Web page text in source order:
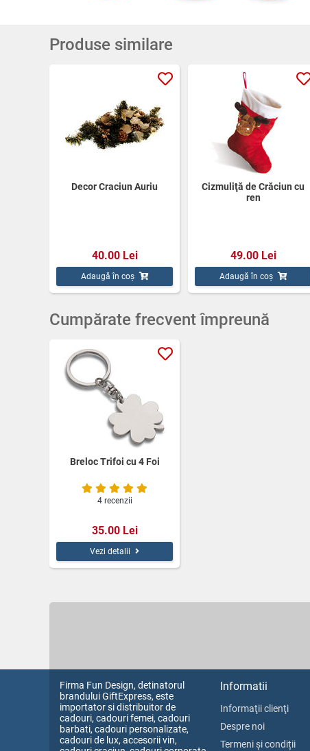
Produse similare
Decor Craciun Auriu
40.00 Lei
Adaugă în coș
Cizmuliţă de Crăciun cu
ren
49.00 Lei
Adaugă în coș
Cumpărate frecvent împreună
Breloc Trifoi cu 4 Foi
4 recenzii
35.00 Lei
Vezi detalii
Firma Fun Design, detinatorul
brandului GiftExpress, este
importator si distribuitor de
cadouri, cadouri femei, cadouri
barbati, cadouri personalizate,
cadouri de lux, accesorii vin,
Informatii
Informaţii clienţi
Despre noi
Termeni și condiții